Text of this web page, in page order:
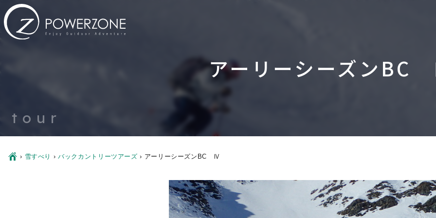
tour
アーリーシーズン
Ç › 雪すべり ›バックカントリーツアーズ › アーリーシーズンBC Ⅳ